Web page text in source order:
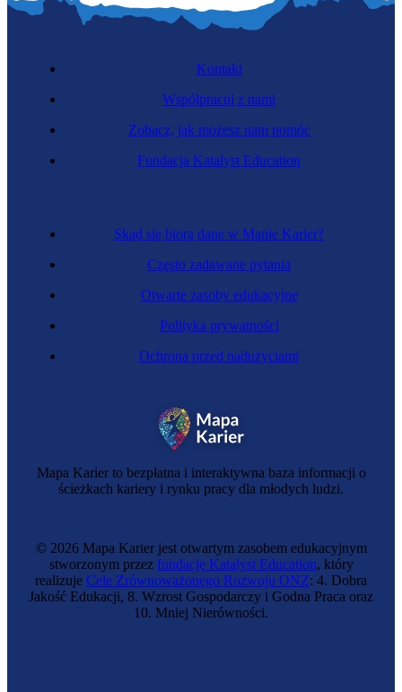
Mapa Karier to bezpłatna i interaktywna baza informacji o
ścieżkach kariery i rynku pracy dla młodych ludzi.
Skąd się biorą dane w Mapie Karier?
Często zadawane pytania
Otwarte zasoby edukacyjne
Polityka prywatności
Ochrona przed nadużyciami
Kontakt
Współpracuj z nami
Zobacz, jak możesz nam pomóc
Fundacja Katalyst Education
© 2026 Mapa Karier jest otwartym zasobem edukacyjnym
stworzonym przez fundację Katalyst Education, który
realizuje Cele Zrównoważonego Rozwoju ONZ: 4. Dobra
Jakość Edukacji, 8. Wzrost Gospodarczy i Godna Praca oraz
10. Mniej Nierówności.